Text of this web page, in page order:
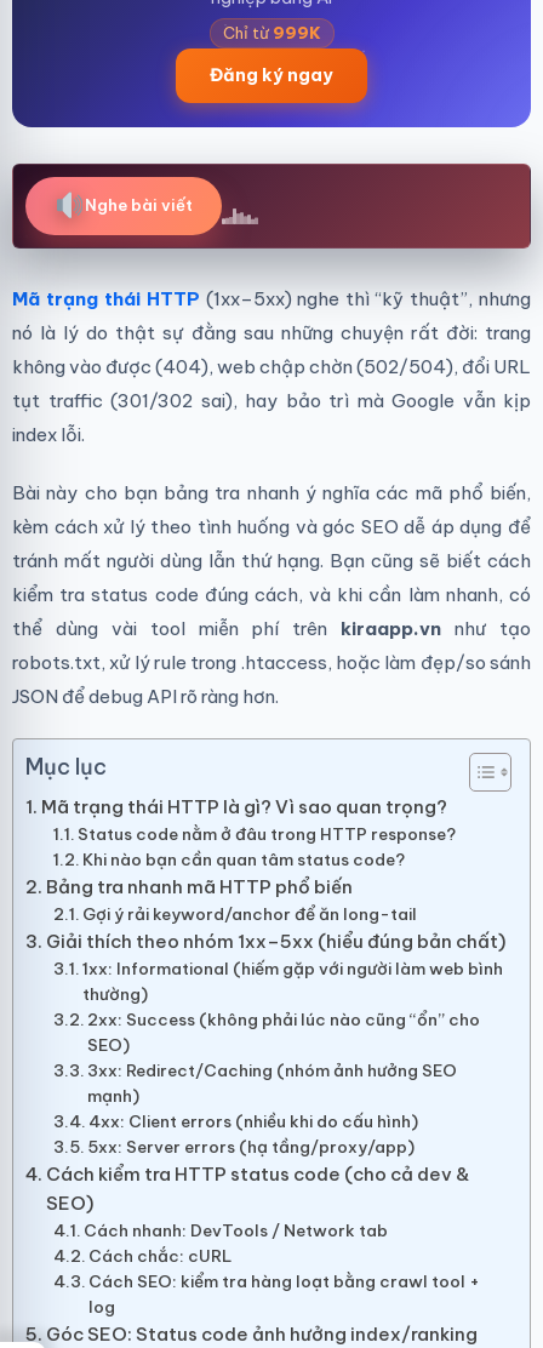
Chỉ từ 999K
Đăng ký ngay
Nghe bài viết
Mã trạng thái HTTP (1xx–5xx) nghe thì “kỹ thuật”, nhưng
nó là lý do thật sự đằng sau những chuyện rất đời: trang
không vào được (404), web chập chờn (502/504), đổi URL
tụt traffic (301/302 sai), hay bảo trì mà Google vẫn kịp
index lỗi.
Bài này cho bạn bảng tra nhanh ý nghĩa các mã phổ biến,
kèm cách xử lý theo tình huống và góc SEO dễ áp dụng để
tránh mất người dùng lẫn thứ hạng. Bạn cũng sẽ biết cách
kiểm tra status code đúng cách, và khi cần làm nhanh, có
thể dùng vài tool miễn phí trên kiraapp.vn như tạo
robots.txt, xử lý rule trong .htaccess, hoặc làm đẹp/so sánh
JSON để debug API rõ ràng hơn.
Mục lục
Mã trạng thái HTTP là gì? Vì sao quan trọng?
Status code nằm ở đâu trong HTTP response?
Khi nào bạn cần quan tâm status code?
Bảng tra nhanh mã HTTP phổ biến
Gợi ý rải keyword/anchor để ăn long-tail
Giải thích theo nhóm 1xx–5xx (hiểu đúng bản chất)
1xx: Informational (hiếm gặp với người làm web bình
thường)
2xx: Success (không phải lúc nào cũng “ổn” cho
SEO)
3xx: Redirect/Caching (nhóm ảnh hưởng SEO
mạnh)
4xx: Client errors (nhiều khi do cấu hình)
5xx: Server errors (hạ tầng/proxy/app)
Cách kiểm tra HTTP status code (cho cả dev &
SEO)
Cách nhanh: DevTools / Network tab
Cách chắc: cURL
Cách SEO: kiểm tra hàng loạt bằng crawl tool +
log
Góc SEO: Status code ảnh hưởng index/ranking